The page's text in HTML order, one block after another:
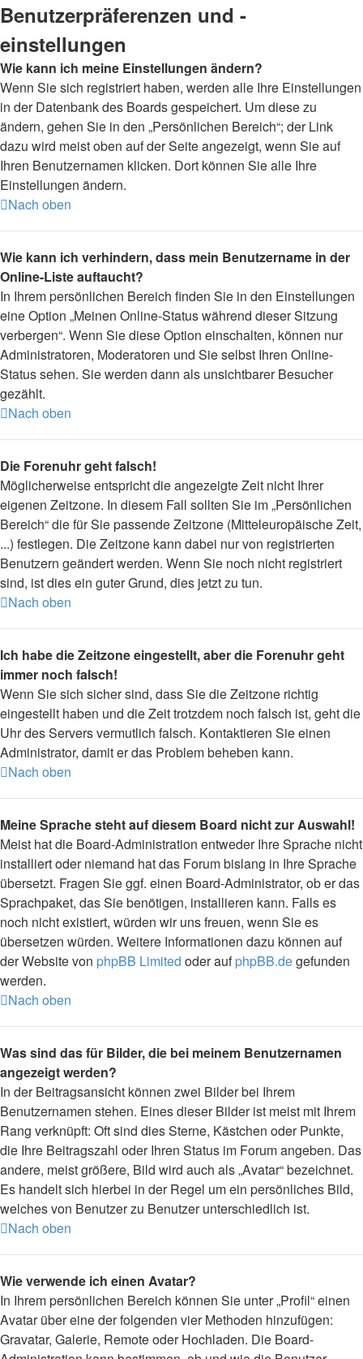
Benutzerpräferenzen und -
einstellungen
Wie kann ich meine Einstellungen ändern?
Wenn Sie sich registriert haben, werden alle Ihre Einstellungen
in der Datenbank des Boards gespeichert. Um diese zu
ändern, gehen Sie in den „Persönlichen Bereich“; der Link
dazu wird meist oben auf der Seite angezeigt, wenn Sie auf
Ihren Benutzernamen klicken. Dort können Sie alle Ihre
Einstellungen ändern.
Nach oben
Wie kann ich verhindern, dass mein Benutzername in der
Online-Liste auftaucht?
In Ihrem persönlichen Bereich finden Sie in den Einstellungen
eine Option „Meinen Online-Status während dieser Sitzung
verbergen“. Wenn Sie diese Option einschalten, können nur
Administratoren, Moderatoren und Sie selbst Ihren Online-
Status sehen. Sie werden dann als unsichtbarer Besucher
gezählt.
Nach oben
Die Forenuhr geht falsch!
Möglicherweise entspricht die angezeigte Zeit nicht Ihrer
eigenen Zeitzone. In diesem Fall sollten Sie im „Persönlichen
Bereich“ die für Sie passende Zeitzone (Mitteleuropäische Zeit,
...) festlegen. Die Zeitzone kann dabei nur von registrierten
Benutzern geändert werden. Wenn Sie noch nicht registriert
sind, ist dies ein guter Grund, dies jetzt zu tun.
Nach oben
Ich habe die Zeitzone eingestellt, aber die Forenuhr geht
immer noch falsch!
Wenn Sie sich sicher sind, dass Sie die Zeitzone richtig
eingestellt haben und die Zeit trotzdem noch falsch ist, geht die
Uhr des Servers vermutlich falsch. Kontaktieren Sie einen
Administrator, damit er das Problem beheben kann.
Nach oben
Meine Sprache steht auf diesem Board nicht zur Auswahl!
Meist hat die Board-Administration entweder Ihre Sprache nicht
installiert oder niemand hat das Forum bislang in Ihre Sprache
übersetzt. Fragen Sie ggf. einen Board-Administrator, ob er das
Sprachpaket, das Sie benötigen, installieren kann. Falls es
noch nicht existiert, würden wir uns freuen, wenn Sie es
übersetzen würden. Weitere Informationen dazu können auf
der Website von phpBB Limited oder aufphpBB.degefunden
werden.
Nach oben
Was sind das für Bilder, die bei meinem Benutzernamen
angezeigt werden?
In der Beitragsansicht können zwei Bilder bei Ihrem
Benutzernamen stehen. Eines dieser Bilder ist meist mit Ihrem
Rang verknüpft: Oft sind dies Sterne, Kästchen oder Punkte,
die Ihre Beitragszahl oder Ihren Status im Forum angeben. Das
andere, meist größere, Bild wird auch als „Avatar“ bezeichnet.
Es handelt sich hierbei in der Regel um ein persönliches Bild,
welches von Benutzer zu Benutzer unterschiedlich ist.
Nach oben
Wie verwende ich einen Avatar?
In Ihrem persönlichen Bereich können Sie unter „Profil“ einen
Avatar über eine der folgenden vier Methoden hinzufügen:
Gravatar, Galerie, Remote oder Hochladen. Die Board-